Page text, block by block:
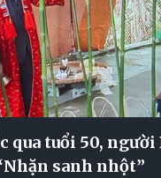
qua tuổi 50, người
sanh nhột”